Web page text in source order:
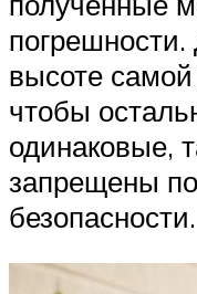
высоте
чтобы
одинаковые,
запрещены
безопасности.